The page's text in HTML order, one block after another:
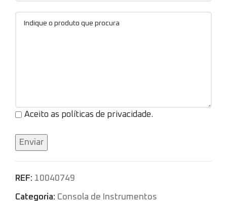
Aceito as políticas de privacidade.
REF: 10040749
Categoria: Consola de Instrumentos